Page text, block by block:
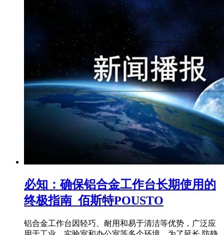
必知：确保铝合金工作台长期使用的
终极指南_佰斯特POUSTO
铝合金工作台因轻巧、耐用和易于清洁等优势，广泛应